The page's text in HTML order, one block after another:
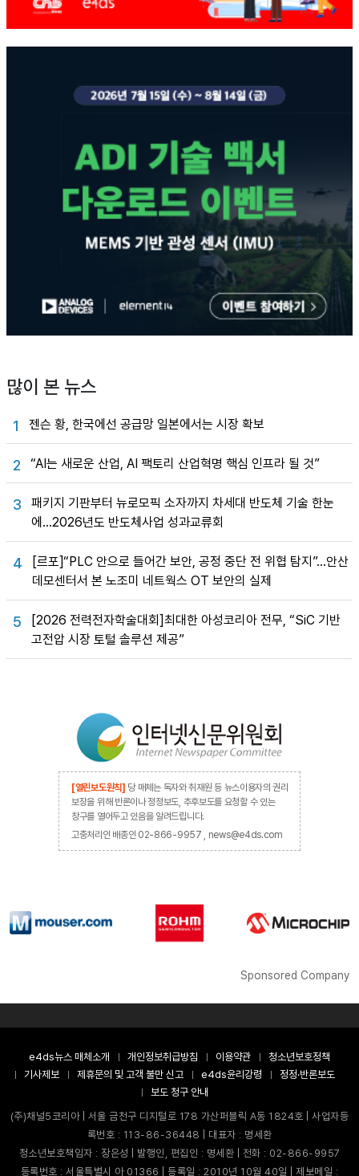
많이 본 뉴스
1 젠슨 황, 한국에선 공급망 일본에서는 시장 확보
2 “AI는 새로운 산업, AI 팩토리 산업혁명 핵심 인프라 될 것”
3
패키지 기판부터 뉴로모픽 소자까지 차세대 반도체 기술 한눈
에…2026년도 반도체사업 성과교류회
4
[르포]“PLC 안으로 들어간 보안, 공정 중단 전 위협 탐지”…안산
데모센터서 본 노조미 네트웍스 OT 보안의 실제
5
[2026 전력전자학술대회]최대한 아성코리아 전무, “SiC 기반
고전압 시장 토털 솔루션 제공”
[열린보도원칙] 당 매체는 독자와 취재원 등 뉴스이용자의 권리
보장을 위해 반론이나 정정보도, 추후보도를 요청할 수 있는
창구를 열어두고 있음을 알려드립니다.
고충처리인 배종인 02-866-9957 , news@e4ds.com
Sponsored Company
e4ds뉴스 매체소개 개인정보취급방침 이용약관
청소년보호정책
기사제보
제휴문의 및 고객 불만 신고 e4ds윤리강령
정정·반론보도
보도 청구 안내
(주)채널5코리아 | 서울 금천구 디지털로 178 가산퍼블릭 A동 1824호 | 사업자등
록번호 : 113-86-36448 | 대표자 : 명세환
청소년보호책임자 : 장은성 | 발행인, 편집인 : 명세환 | 전화 : 02-866-9957
등록번호 : 서울특별시 아 01366 | 등록일 : 2010년 10월 40일 | 제보메일 :